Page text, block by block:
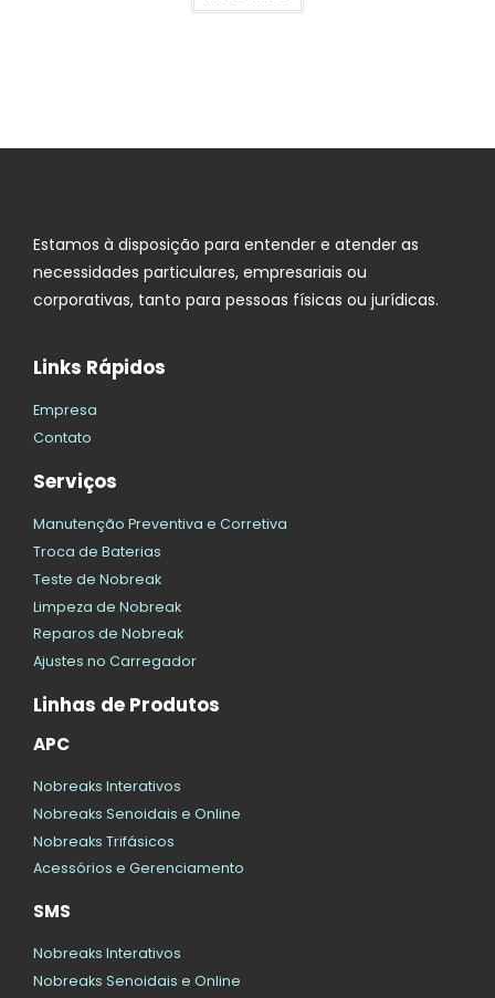
Estamos à disposição para entender e atender as
necessidades particulares, empresariais ou
corporativas, tanto para pessoas físicas ou jurídicas.
Links Rápidos
Empresa
Contato
Serviços
Manutenção Preventiva e Corretiva
Troca de Baterias
Teste de Nobreak
Limpeza de Nobreak
Reparos de Nobreak
Ajustes no Carregador
Linhas de Produtos
APC
Nobreaks Interativos
Nobreaks Senoidais e Online
Nobreaks Trifásicos
Acessórios e Gerenciamento
SMS
Nobreaks Interativos
Nobreaks Senoidais e Online